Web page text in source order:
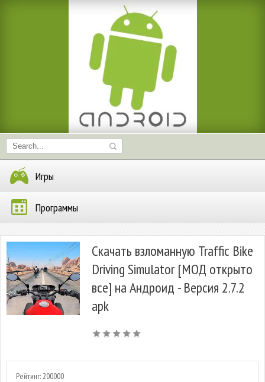
Игры
Программы
Скачать взломанную Traffic Bike
Driving Simulator [МОД открыто
все] на Андроид - Версия 2.7.2
apk
Рейтинг: 200000